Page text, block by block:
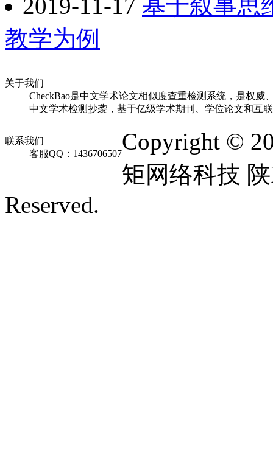
2019-11-17 基于叙事
教学为例
关于我们
CheckBao是中文学术论文相似度查重检测系统，是权
中文学术检测抄袭，基于亿级学术期刊、学位论文和互
联系我们
客服QQ：1436706507Copyright ©
矩网络科技
Reserved.